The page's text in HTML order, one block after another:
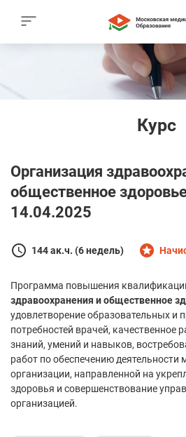
Курс
Организация
общественное
14.04.2025
144 ак.ч. (6 недель)
Программа повышения
здравоохранения и общественное
удовлетворение образовательных и
потребностей врачей, качественное
знаний, умений и навыков,
работ по обеспечению деятельности
организации, направленной на
здоровья и совершенствование
организацией.